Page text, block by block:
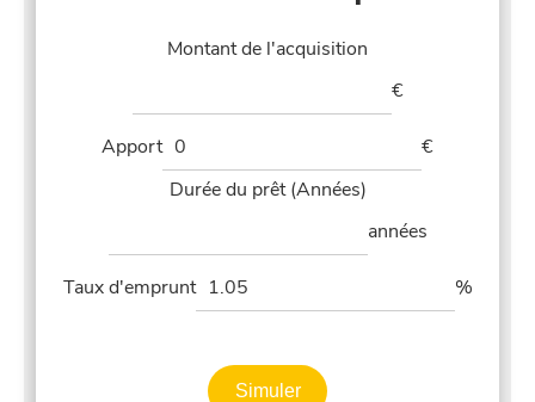
Montant de l'acquisition
€
Apport €
Durée du prêt (Années)
années
Taux d'emprunt %
Simuler